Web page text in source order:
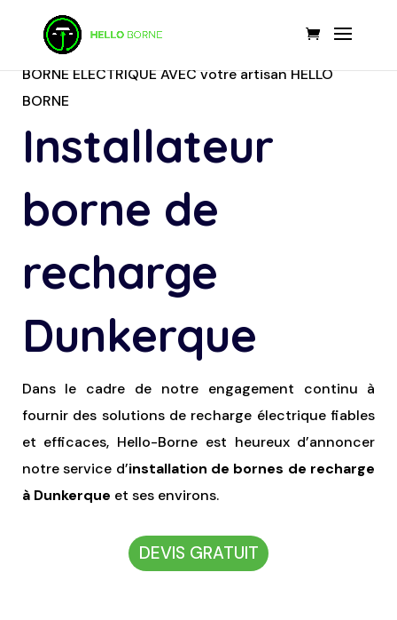
BORNE ÉLECTRIQUE AVEC votre artisan HELLO
BORNE
Installateur
borne de
recharge
Dunkerque
Dans le cadre de notre engagement continu à
fournir des solutions de recharge électrique fiables
et efficaces, Hello-Borne est heureux d’annoncer
notre service d’installation de bornes de recharge
à Dunkerque et ses environs.
DEVIS GRATUIT